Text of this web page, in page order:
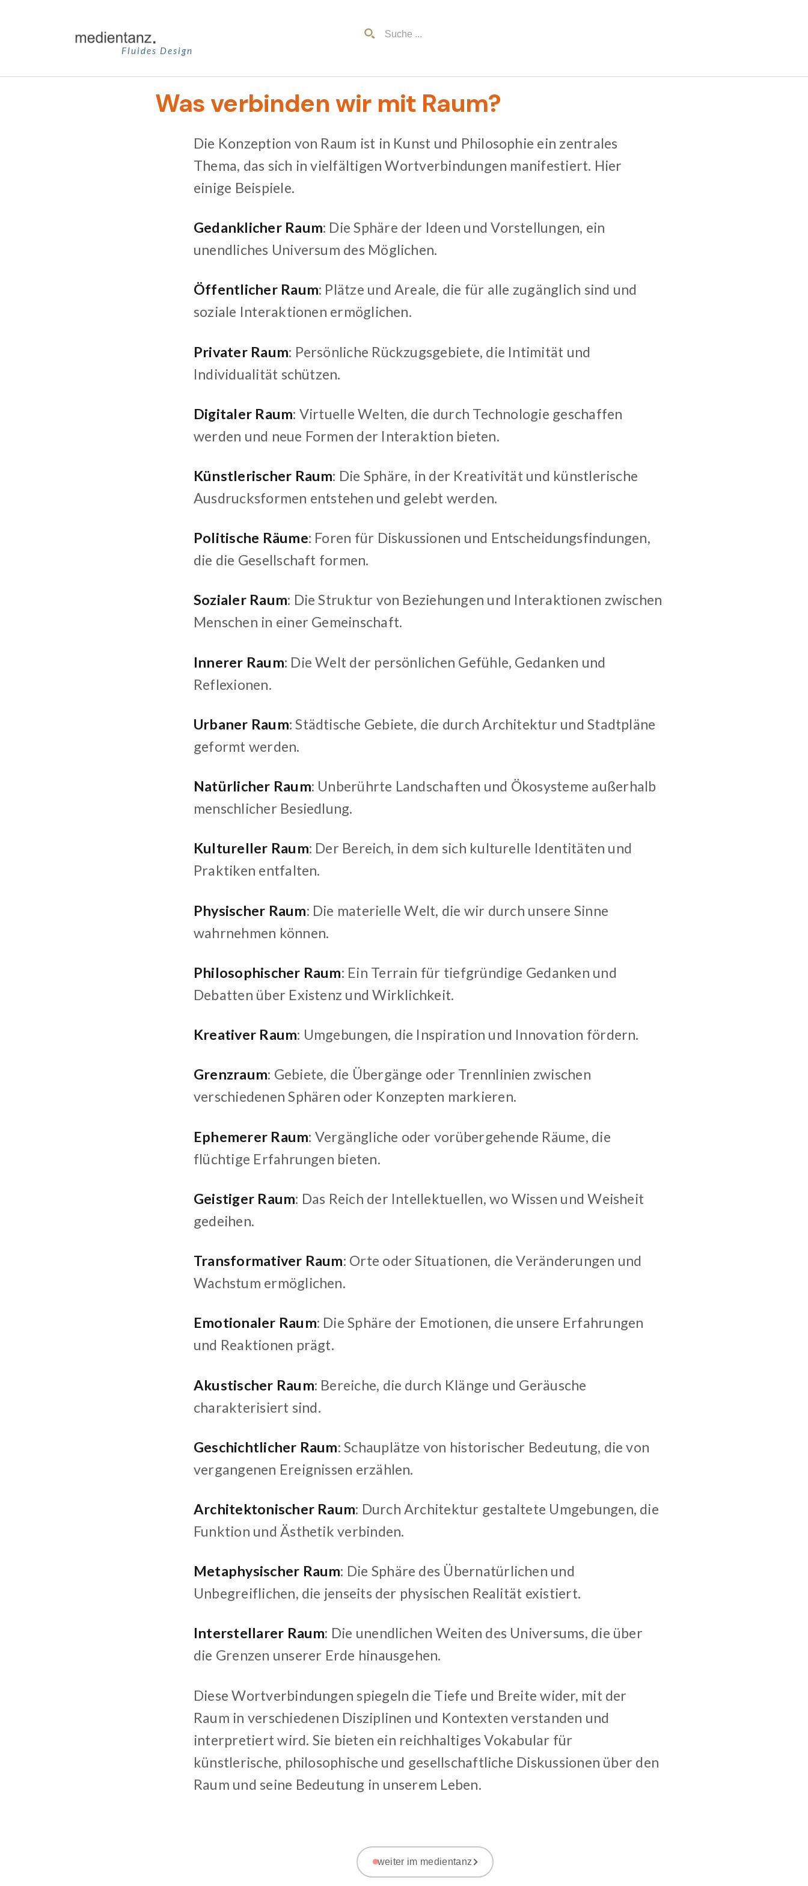
Fluides Design
Was verbinden wir mit Raum?
Die Konzeption von Raum ist in Kunst und Philosophie ein zentrales
Thema, das sich in vielfältigen Wortverbindungen manifestiert. Hier
einige Beispiele.
Gedanklicher Raum: Die Sphäre der Ideen und Vorstellungen, ein
unendliches Universum des Möglichen.
Öffentlicher Raum: Plätze und Areale, die für alle zugänglich sind und
soziale Interaktionen ermöglichen.
Privater Raum: Persönliche Rückzugsgebiete, die Intimität und
Individualität schützen.
Digitaler Raum: Virtuelle Welten, die durch Technologie geschaffen
werden und neue Formen der Interaktion bieten.
Künstlerischer Raum: Die Sphäre, in der Kreativität und künstlerische
Ausdrucksformen entstehen und gelebt werden.
Politische Räume: Foren für Diskussionen und Entscheidungsfindungen,
die die Gesellschaft formen.
Sozialer Raum: Die Struktur von Beziehungen und Interaktionen zwischen
Menschen in einer Gemeinschaft.
Innerer Raum: Die Welt der persönlichen Gefühle, Gedanken und
Reflexionen.
Urbaner Raum: Städtische Gebiete, die durch Architektur und Stadtpläne
geformt werden.
Natürlicher Raum: Unberührte Landschaften und Ökosysteme außerhalb
menschlicher Besiedlung.
Kultureller Raum: Der Bereich, in dem sich kulturelle Identitäten und
Praktiken entfalten.
Physischer Raum: Die materielle Welt, die wir durch unsere Sinne
wahrnehmen können.
Philosophischer Raum: Ein Terrain für tiefgründige Gedanken und
Debatten über Existenz und Wirklichkeit.
Kreativer Raum: Umgebungen, die Inspiration und Innovation fördern.
Grenzraum: Gebiete, die Übergänge oder Trennlinien zwischen
verschiedenen Sphären oder Konzepten markieren.
Ephemerer Raum: Vergängliche oder vorübergehende Räume, die
flüchtige Erfahrungen bieten.
Geistiger Raum: Das Reich der Intellektuellen, wo Wissen und Weisheit
gedeihen.
Transformativer Raum: Orte oder Situationen, die Veränderungen und
Wachstum ermöglichen.
Emotionaler Raum: Die Sphäre der Emotionen, die unsere Erfahrungen
und Reaktionen prägt.
Akustischer Raum: Bereiche, die durch Klänge und Geräusche
charakterisiert sind.
Geschichtlicher Raum: Schauplätze von historischer Bedeutung, die von
vergangenen Ereignissen erzählen.
Architektonischer Raum: Durch Architektur gestaltete Umgebungen, die
Funktion und Ästhetik verbinden.
Metaphysischer Raum: Die Sphäre des Übernatürlichen und
Unbegreiflichen, die jenseits der physischen Realität existiert.
Interstellarer Raum: Die unendlichen Weiten des Universums, die über
die Grenzen unserer Erde hinausgehen.
Diese Wortverbindungen spiegeln die Tiefe und Breite wider, mit der
Raum in verschiedenen Disziplinen und Kontexten verstanden und
interpretiert wird. Sie bieten ein reichhaltiges Vokabular für
künstlerische, philosophische und gesellschaftliche Diskussionen über den
Raum und seine Bedeutung in unserem Leben.
weiter im medientanz